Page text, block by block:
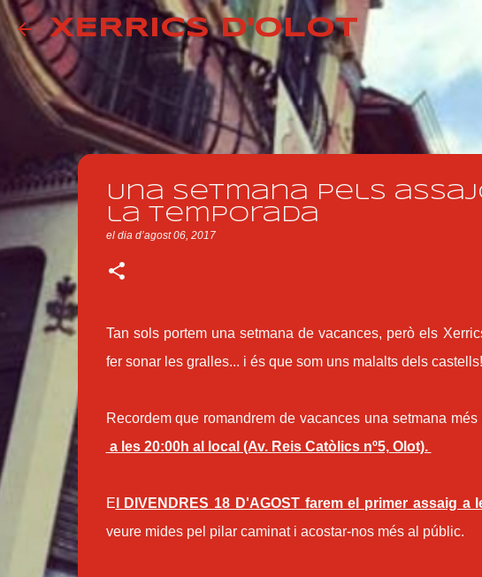
XERRICS D'OLOT
Una setmana pels
la temporada
el dia d’agost 06, 2017
Tan sols portem una setmana de vacances, però els
fer sonar les gralles... i és que som uns malalts dels castells!
Recordem que romandrem de vacances una setmana
a les 20:00h al local (Av. Reis Catòlics nº5, Olot).
E l DIVENDRES 18 D'AGOST farem el primer assaig a
veure mides pel pilar caminat i acostar-nos més al públic.